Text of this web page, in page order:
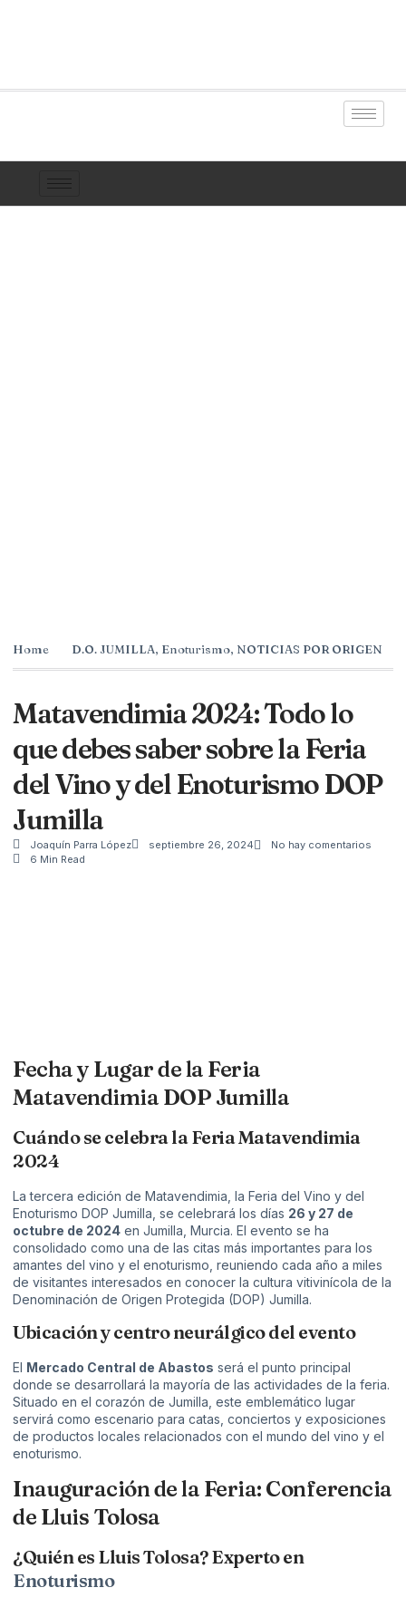
Home D.O. JUMILLA, Enoturismo, NOTICIAS POR ORIGEN
Matavendimia 2024: Todo lo
que debes saber sobre la Feria
del Vino y del Enoturismo DOP
Jumilla
Joaquín Parra López septiembre 26, 2024
No hay comentarios
6 Min Read
Fecha y Lugar de la Feria
Matavendimia DOP Jumilla
Cuándo se celebra la Feria Matavendimia
2024
La tercera edición de Matavendimia, la Feria del Vino y del
Enoturismo DOP Jumilla , se celebrará los días 26 y 27 de
octubre de 2024 en Jumilla, Murcia. El evento se ha
consolidado como una de las citas más importantes para los
amantes del vino y el enoturismo, reuniendo cada año a miles
de visitantes interesados en conocer la cultura vitivinícola de la
Denominación de Origen Protegida (DOP) Jumilla.
Ubicación y centro neurálgico del evento
El Mercado Central de Abastos será el punto principal
donde se desarrollará la mayoría de las actividades de la feria.
Situado en el corazón de Jumilla, este emblemático lugar
servirá como escenario para catas, conciertos y exposiciones
de productos locales relacionados con el mundo del vino y el
enoturismo.
Inauguración de la Feria: Conferencia
de Lluis Tolosa
¿Quién es Lluis Tolosa? Experto en
Enoturismo